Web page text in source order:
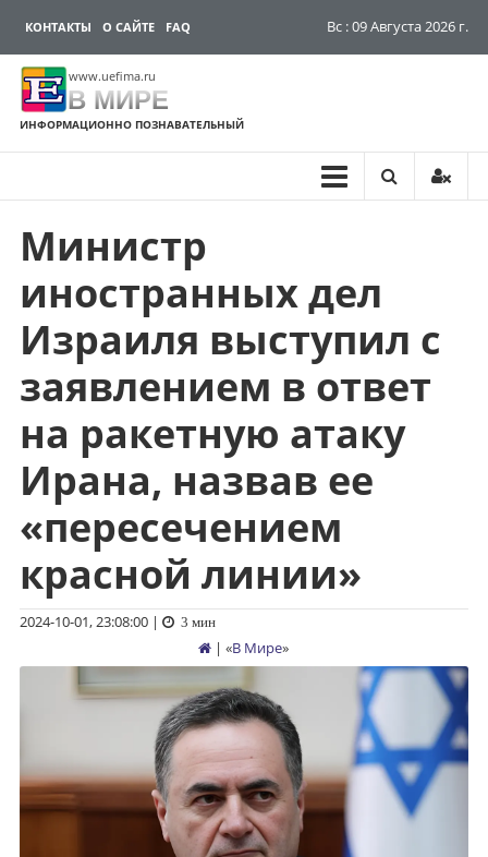
КОНТАКТЫ О САЙТЕ FAQ Вс : 09 Августа 2026 г.
www.uefima.ru
В МИРЕ
ИНФОРМАЦИОННО ПОЗНАВАТЕЛЬНЫЙ
Перейти
содержимому
Министр
иностранных дел
Израиля выступил с
заявлением в ответ
на ракетную атаку
Ирана, назвав ее
«пересечением
красной линии»
2024-10-01, 23:08:00| 3 мин
| «В Мире»